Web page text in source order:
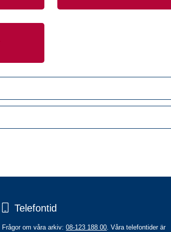
Telefontid
Frågor om våra arkiv: 08-123 188 00. Våra telefontider är